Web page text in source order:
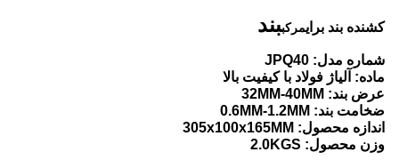
کشنده بند برايمرکببند
شماره مدل: JPQ40
ماده: آلیاژ فولاد با کیفیت بالا
عرض بند: 32MM-40MM
ضخامت بند: 0.6MM-1.2MM
اندازه محصول: 305x100x165MM
وزن محصول: 2.0KGS